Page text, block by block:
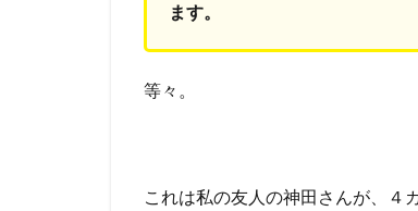
ます。
等々。
これは私の友人の神田さんが、４